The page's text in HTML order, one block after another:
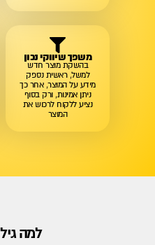
משפך שיווקי נכון
בהשקת מוצר חדש
למשל, ראשית נספק
מידע על המוצר, אחר כך
ניתן אמינות, ורק בסוף
נציע ללקוח לרכוש את
המוצר
למה